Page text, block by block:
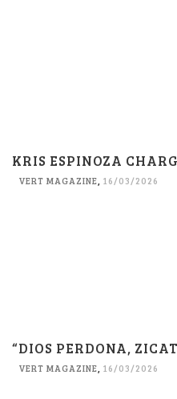
KRIS ESPINOZA
VERT MAGAZINE, 16/03/2026
“DIOS PERDONA,
VERT MAGAZINE, 16/03/2026